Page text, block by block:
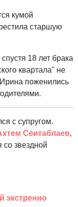
кумой
старшую
18 лет брака
квартала" не
поженились
с супругом.
Сеитаблаев,
со звездной
экстренно